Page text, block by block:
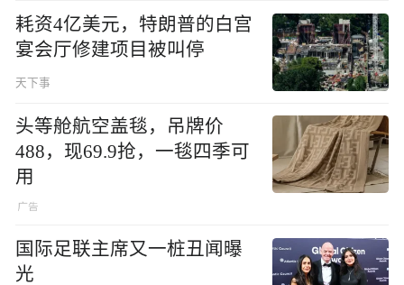
耗资4亿美元，特朗普的白宫
宴会厅修建项目被叫停
天下事
头等舱航空盖毯，吊牌价
488，现69.9抢，一毯四季可
用
国际足联主席又一桩丑闻曝
光